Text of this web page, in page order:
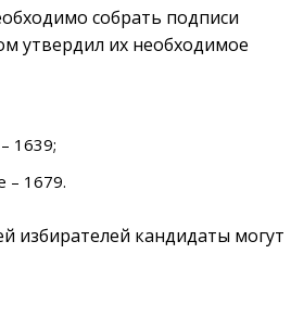
собрать подписи
утвердил их необходимое
1639;
– 1679.
избирателей кандидаты могут